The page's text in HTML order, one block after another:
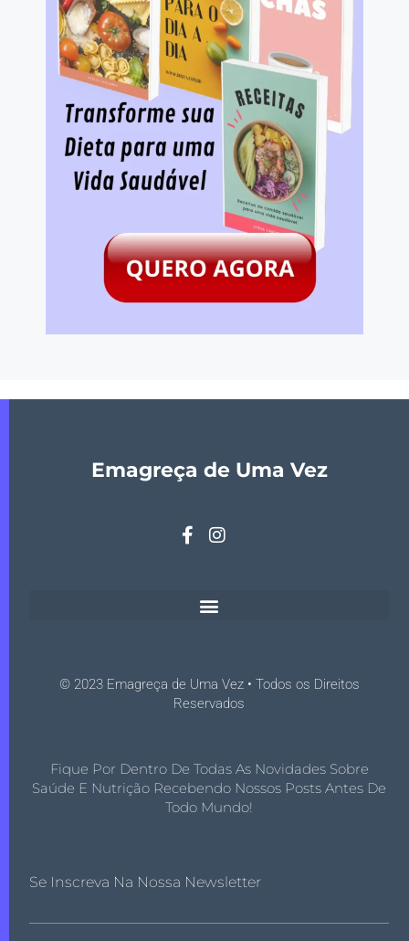
Emagreça de Uma Vez
© 2023 Emagreça de Uma Vez • Todos os Direitos
Reservados
Fique Por Dentro De Todas As Novidades Sobre
Saúde E Nutrição Recebendo Nossos Posts Antes De
Todo Mundo!
Se Inscreva Na Nossa Newsletter